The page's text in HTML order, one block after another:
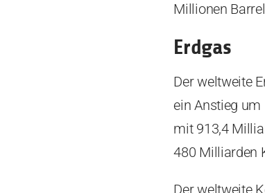
Millionen
Erdgas
Der weltweite
ein Anstieg
mit 913,4
480 Milliarden
Der weltweite